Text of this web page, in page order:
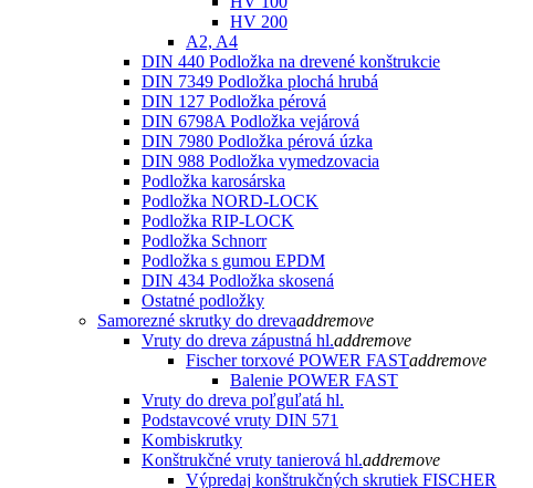
HV 200
A2, A4
DIN 440 Podložka na drevené konštrukcie
DIN 7349 Podložka plochá hrubá
DIN 127 Podložka pérová
DIN 6798A Podložka vejárová
DIN 7980 Podložka pérová úzka
DIN 988 Podložka vymedzovacia
Podložka karosárska
Podložka NORD-LOCK
Podložka RIP-LOCK
Podložka Schnorr
Podložka s gumou EPDM
DIN 434 Podložka skosená
Ostatné podložky
Samorezné skrutky do drevaaddremove
Vruty do dreva zápustná hl.addremove
Fischer torxové POWER FASTaddremove
Balenie POWER FAST
Vruty do dreva poľguľatá hl.
Podstavcové vruty DIN 571
Kombiskrutky
Konštrukčné vruty tanierová hl.addremove
Výpredaj konštrukčných skrutiek FISCHER